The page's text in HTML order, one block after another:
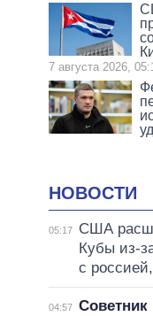
7 августа 2026,
НОВОСТИ
05:17
США
Кубы из-
с
04:57 Советник